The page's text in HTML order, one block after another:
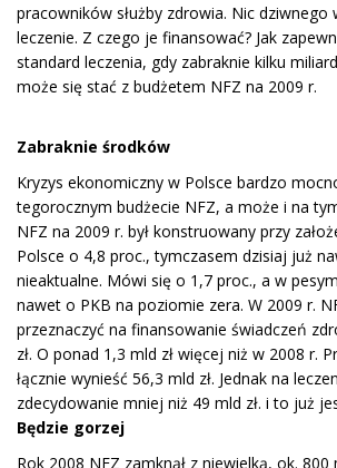
pracowników służby zdrowia. Nic dziwnego
leczenie. Z czego je finansować? Jak
standard leczenia, gdy zabraknie kilku
może się stać z budżetem NFZ na 2009 r.
Zabraknie środków
Kryzys ekonomiczny w Polsce bardzo
tegorocznym budżecie NFZ, a może i na
NFZ na 2009 r. był konstruowany przy
Polsce o 4,8 proc., tymczasem dzisiaj już
nieaktualne. Mówi się o 1,7 proc., a w
nawet o PKB na poziomie zera. W 2009 r.
przeznaczyć na finansowanie świadczeń
zł. O ponad 1,3 mld zł więcej niż w 2008 r.
łącznie wynieść 56,3 mld zł. Jednak na
zdecydowanie mniej niż 49 mld zł. i to już
Będzie gorzej
Rok 2008 NFZ zamknął z niewielką, ok. 800